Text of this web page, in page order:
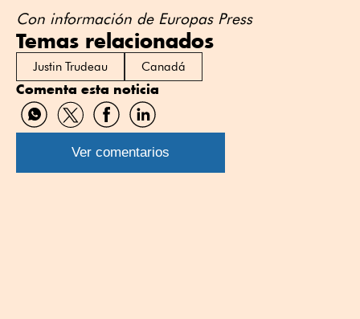
Con información de Europas Press
Temas relacionados
Justin Trudeau Canadá
Comenta esta noticia
Compartir
por
WhatsApp
Compartir
por
Twitter
Compartir
por
Facebook
Compartir
por
Linkedin
Ver comentarios